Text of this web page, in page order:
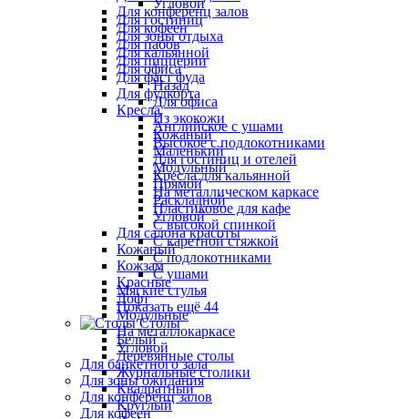
Для конференц залов
Для кофеен
Для пабов
Для пиццерии
Для фаст фуда
Для фудкорта
Кресла
Английское с ушами
Высокое с подлокотниками
Для гостиниц и отелей
Кресла для кальянной
На металлическом каркасе
Пластиковое для кафе
С высокой спинкой
С каретной стяжкой
С подлокотниками
С ушами
Мягкие стулья
Показать ещё 44
Столы
Белый
Деревянные столы
Журнальные столики
Квадратный
Круглый
Угловой
Для гостиниц
Для зоны отдыха
Для кальянной
Для офиса
Назад
Для офиса
Из экокожи
Кожаный
Маленький
Модульный
Прямой
Раскладной
Угловой
Для салона красоты
Кожаный
Кожзам
Красные
Лофт
Модульные
На металлокаркасе
Угловой
Для банкетного зала
Для зоны ожидания
Для конференц залов
Для кофеен